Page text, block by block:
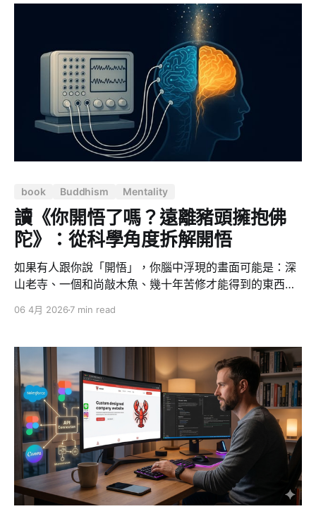
學員，當時從營隊「畢業」，心裡是滿的，覺得自己已經
懂得「行住坐臥皆是禪」。可是回到生活、工作一忙，蒲
團就慢慢被冷落了。這兩年我幾乎荒廢了打坐，偶爾會在
家坐個五分鐘，也常常偷懶，沒有養成習慣。 所以這次報
名都市禪二，對我來說既是回家，也是一次誠實的面對。
book Buddhism Mentality
讀《你開悟了嗎？遠離豬頭擁抱佛
陀》：從科學角度拆解開悟
如果有人跟你說「開悟」，你腦中浮現的畫面可能是：深
山老寺、一個和尚敲木魚、幾十年苦修才能得到的東西。
裡，做了一件非常有趣的事，他把開悟這件事，從神壇上
開悟不是一個宗教事件，而是一個大腦進化事件。以下是
我試圖用系統觀拆解這本書的核心邏輯。 無明就是豬頭
書名已經破題了。佛學裡最核心的概念「無明」，被作者
直接翻譯成白話的「豬頭」。 佛學把「豬頭」美化成「無
明」二字，字義雖深奧，饒富禪意，但還是不脫豬頭的骨
架。 在佛學中，無明的意思是：你不知道自己不知道。你
被慣性反應驅動，被情緒綁架，被壓力的可體松搞壞記憶
力，卻渾然不覺。壓力讓腎上腺持續分泌可體松，過量的
可體松殺死腦下皮層的神經元。你剛做的事馬上忘，短暫
記憶被侵蝕。 如果將「無明」用科學語言來說，就是：你
06 4月 2026 7 min read